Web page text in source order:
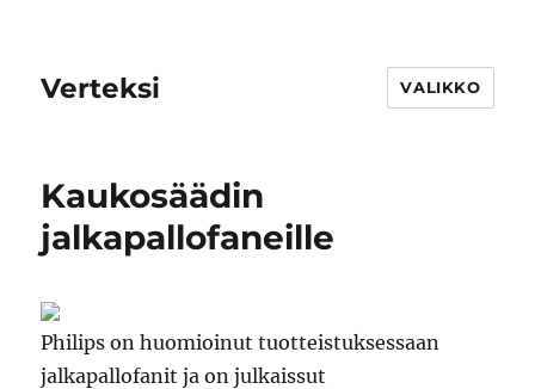
Verteksi VALIKKO
Kaukosäädin
jalkapallofaneille
Philips on huomioinut tuotteistuksessaan
jalkapallofanit ja on julkaissut